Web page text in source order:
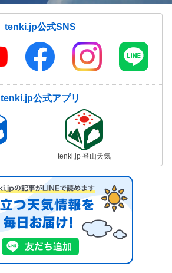
tenki.jp公式SNS
tenki.jp公式アプリ
tenki.jp 登山天気